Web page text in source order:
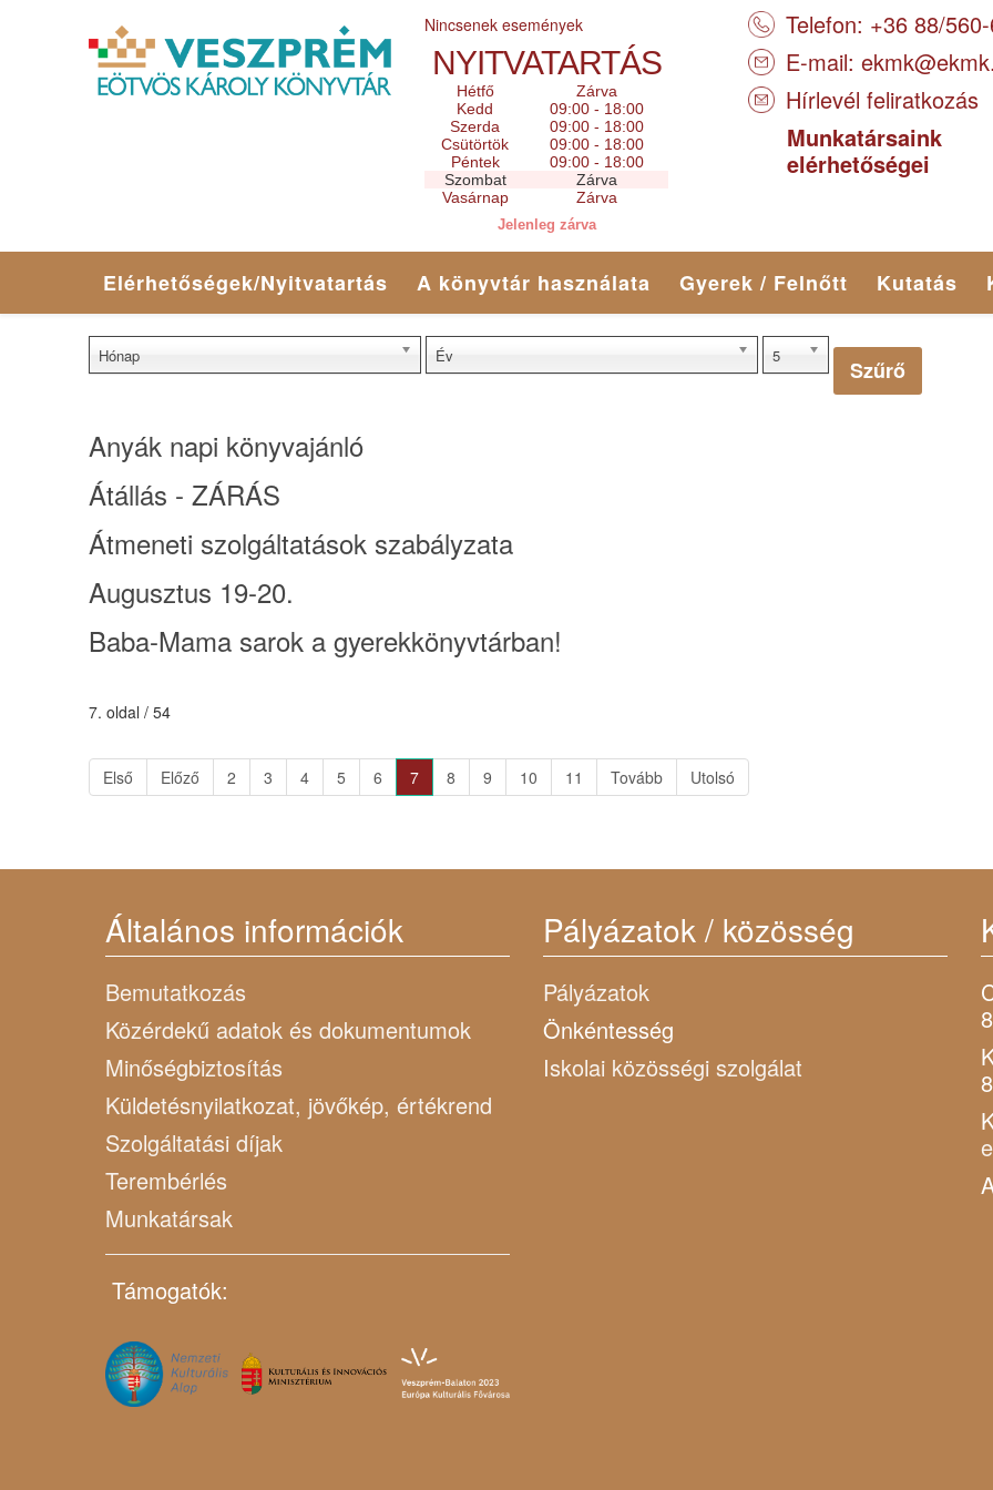
Nincsenek események
NYITVATARTÁS
Hétfő
Zárva
Kedd
09:00 - 18:00
Szerda
09:00 - 18:00
Csütörtök
09:00 - 18:00
Péntek
09:00 - 18:00
Szombat
Zárva
Vasárnap
Zárva
Jelenleg zárva
Telefon: +36 88/
E-mail:
Hírlevél feliratkozás
Munkatársaink
elérhetőségei
Elérhetőségek/Nyitvatartás A könyvtár használata Gyerek / Felnőtt Kutatás
Hónap Év 5
Szűrő
Anyák napi könyvajánló
Átállás - ZÁRÁS
Átmeneti szolgáltatások szabályzata
Augusztus 19-20.
Baba-Mama sarok a gyerekkönyvtárban!
7. oldal / 54
Első Előző 2 3 4 5 6 7 8 9 10 11 Tovább Utolsó
Általános információk
Bemutatkozás
Közérdekű adatok és dokumentumok
Minőségbiztosítás
Küldetésnyilatkozat, jövőkép, értékrend
Szolgáltatási díjak
Terembérlés
Munkatársak
Támogatók:
Pályázatok / közösség
Pályázatok
Önkéntesség
Iskolai közösségi szolgálat